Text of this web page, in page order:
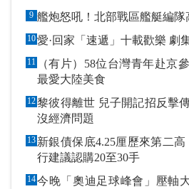
9 艦炮怒吼！北部戰區艦艇編隊
10
11
（有片）58位台灣青年赴京
最愛大陸美食
12黎彼得離世 兒子開記招反擊傳聞 鍾志光代故友
沒經濟問題
13 新銀債保底4.25厘歷來第二高 本月21日開始認購 銀
行建議認購20至30手
14今晚「奧迪足球峰會」壓軸